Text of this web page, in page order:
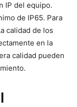
IP del equipo.
de IP65. Para
calidad de los
en la
calidad pueden